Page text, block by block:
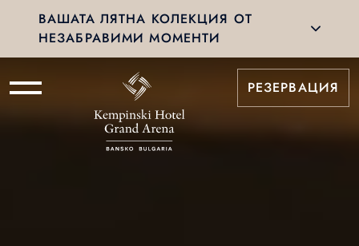
ВАШАТА ЛЯТНА КОЛЕКЦИЯ ОТ
НЕЗАБРАВИМИ МОМЕНТИ
РЕЗЕРВАЦИЯ